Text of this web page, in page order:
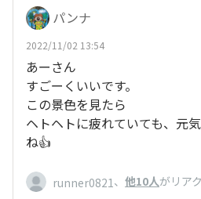
パンナ
2022/11/02 13:54
あーさん
すごーくいいです。
この景色を見たら
ヘトヘトに疲れていても、元
ね👍
runner0821 、 他10人がリア